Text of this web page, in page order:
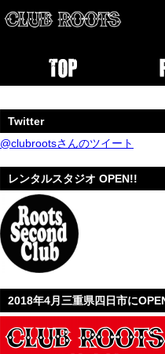
Twitter
@clubrootsさんのツイート
レンタルスタジオ OPEN!!
2018年4月三重県四日市に